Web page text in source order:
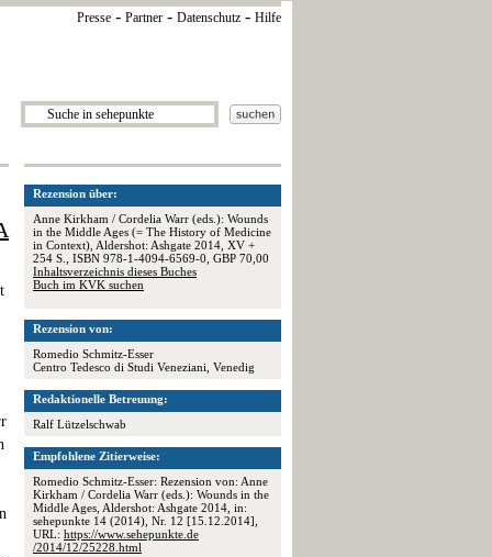
Presse - Partner - Datenschutz - Hilfe
Rezension über:
Anne Kirkham / Cordelia Warr (eds.): Wounds
in the Middle Ages (= The History of Medicine
in Context), Aldershot: Ashgate 2014, XV +
254 S., ISBN 978-1-4094-6569-0, GBP 70,00
Inhaltsverzeichnis dieses Buches
Buch im KVK suchen
Rezension von:
Romedio Schmitz-Esser
Centro Tedesco di Studi Veneziani, Venedig
Redaktionelle Betreuung:
Ralf Lützelschwab
Empfohlene Zitierweise:
Romedio Schmitz-Esser: Rezension von: Anne
Kirkham / Cordelia Warr (eds.): Wounds in the
Middle Ages, Aldershot: Ashgate 2014, in:
sehepunkte 14 (2014), Nr. 12 [15.12.2014],
URL: https://www.sehepunkte.de
/2014/12/25228.html